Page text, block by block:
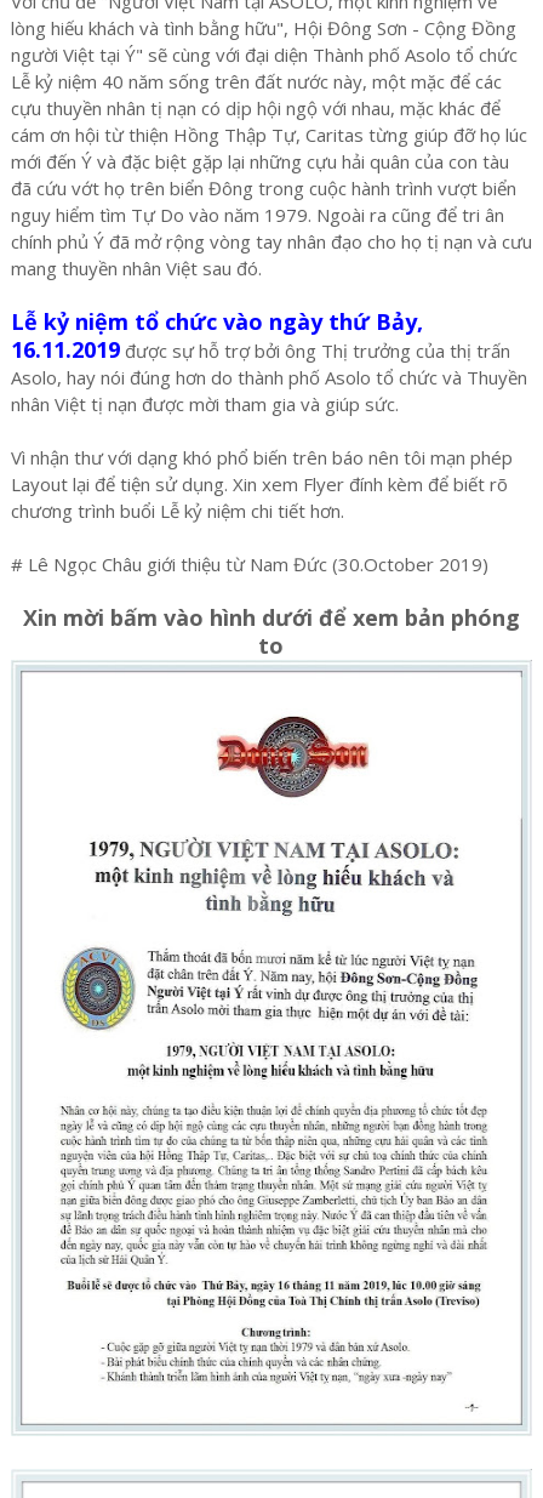
lòng hiếu khách và tình bằng hữu", Hội Đông Sơn - Cộng Đồng
người Việt tại Ý" sẽ cùng với đại diện Thành phố Asolo tổ chức
Lễ kỷ niệm 40 năm sống trên đất nước này, một mặc để các
cựu thuyền nhân tị nạn có dịp hội ngộ với nhau, mặc khác để
cám ơn hội từ thiện Hồng Thập Tự, Caritas từng giúp đỡ họ lúc
mới đến Ý và đặc biệt gặp lại những cựu hải quân của con tàu
đã cứu vớt họ trên biển Đông trong cuộc hành trình vượt biển
nguy hiểm tìm Tự Do vào năm 1979. Ngoài ra cũng để tri ân
chính phủ Ý đã mở rộng vòng tay nhân đạo cho họ tị nạn và cưu
mang thuyền nhân Việt sau đó.
Lễ kỷ niệm tổ chức vào ngày thứ Bảy,
16.11.2019được sự hỗ trợ bởi ông Thị trưởng của thị trấn
Asolo, hay nói đúng hơn do thành phố Asolo tổ chức và Thuyền
nhân Việt tị nạn được mời tham gia và giúp sức.
Vì nhận thư với dạng khó phổ biến trên báo nên tôi mạn phép
Layout lại để tiện sử dụng. Xin xem Flyer đính kèm để biết rõ
chương trình buổi Lễ kỷ niệm chi tiết hơn.
# Lê Ngọc Châu giới thiệu từ Nam Đức (30.October 2019)
Xin mời bấm vào hình dưới để xem bản phóng
to